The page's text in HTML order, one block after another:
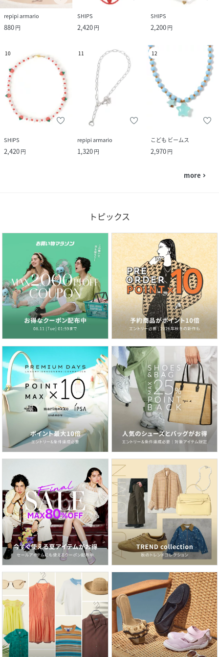
repipi armario
880円
SHIPS
2,420円
SHIPS
2,200円
10
SHIPS
2,420円
11
repipi armario
1,320円
12
こども ビームス
2,970円
more navigate_next
トピックス